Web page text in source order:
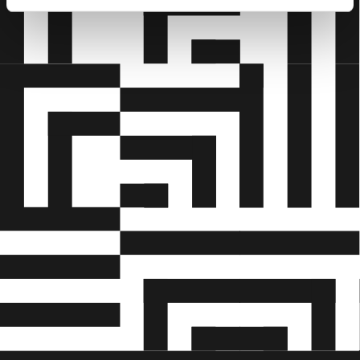
evalueringssamtale, hvor den elevansvarlige fra
virksomheden, så vidt det er muligt, vil blive
Efter afslutningen af sidste skoleperiode er du
bedømmes efter 7-trinsskalaen og skal afdække
de kompetencer, du har opnået inden for
Svendeprøven består af en række praktiske